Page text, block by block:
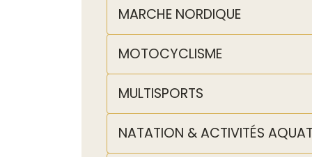
MARCHE NORDIQUE
MOTOCYCLISME
MULTISPORTS
NATATION & ACTIVITÉS